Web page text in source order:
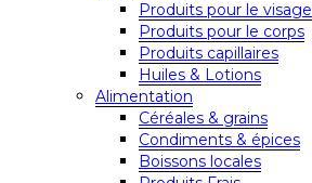
Produits pour le visage
Produits pour le corps
Produits capillaires
Huiles & Lotions
Alimentation
Céréales & grains
Condiments & épices
Boissons locales